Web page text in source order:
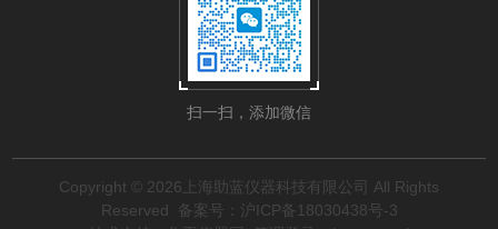
扫一扫，添加微信
Copyright © 2026上海助蓝仪器科技有限公司 All Rights
Reserved
备案号：沪ICP备18030438号-3